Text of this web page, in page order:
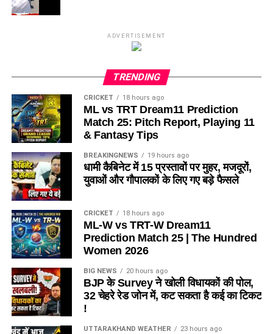
ADVERTISEMENT
TRENDING
CRICKET 18 hours ago
ML vs TRT Dream11 Prediction
Match 25: Pitch Report, Playing 11
& Fantasy Tips
BREAKINGNEWS 19 hours ago
धामी कैबिनेट में 15 प्रस्तावों पर मुहर, मजदूरों,
युवाओं और गौपालकों के लिए गए बड़े फैसले
CRICKET 18 hours ago
ML-W vs TRT-W Dream11
Prediction Match 25 | The Hundred
Women 2026
BIG NEWS 20 hours ago
BJP के Survey ने खोली विधायकों की पोल,
32 चेहरे रेड जोन में, कट सकता है कई का टिकट
!
UTTARAKHAND WEATHER 23 hours ago